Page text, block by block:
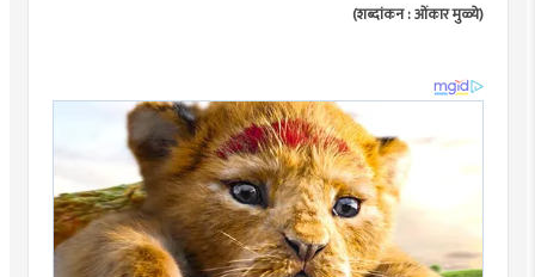
(शब्दांकन : ओंकार मुळ्ये)